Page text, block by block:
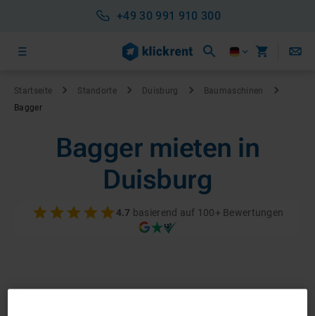
+49 30 991 910 300
Startseite Standorte Duisburg
Baumaschinen
Bagger
Bagger mieten in
Duisburg
4.7 basierend auf 100+ Bewertungen